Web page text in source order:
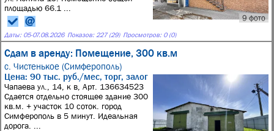
9 фото
площадью 66.1 ...
Даты: 05-07.08.2026 Показов: 227 (29) Просмотров: 0 (0)
Сдам в аренду: Помещение, 300 кв.м
с. Чистенькое (Симферополь)
Цена: 90 тыс. руб./мес, торг, залог
Чапаева ул., 14, к в, Арт. 136634523
Сдается отдельно стоящее здание 300
кв.м. + участок 10 соток. город
Симферополь в 5 минут. Идеальная
дорога. ...